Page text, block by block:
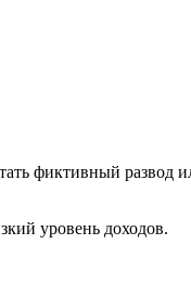
фиктивный развод
уровень доходов.